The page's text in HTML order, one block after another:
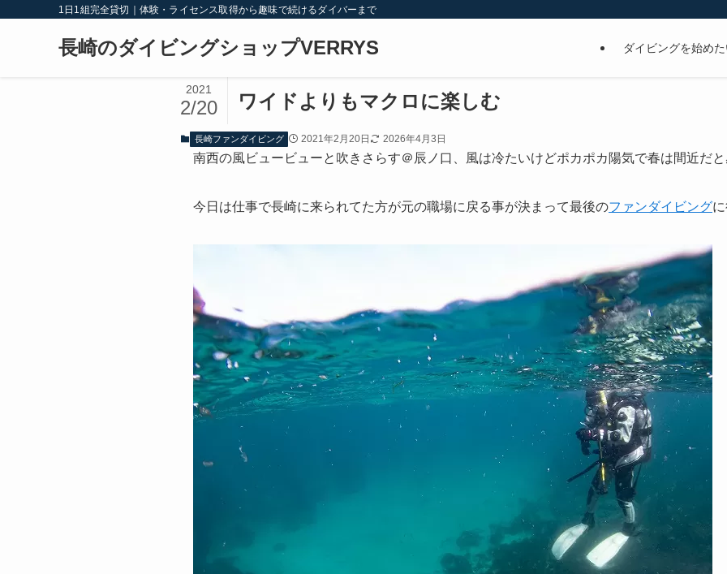
1日1組完全貸切｜体験・ライセンス取得から趣味で続けるダイバーまで
長崎のダイビングショップVERRYS ダイビングを始め
ワイドよりもマクロに楽しむ
2021
2/20
長崎ファンダイビング 2021年2月20日 2026年4月3日
南西の風ビュービューと吹きさらす＠辰ノ口、風は冷たいけどポカポカ陽気で春は間近だ
今日は仕事で長崎に来られてた方が元の職場に戻る事が決まって最後のファンダイビング